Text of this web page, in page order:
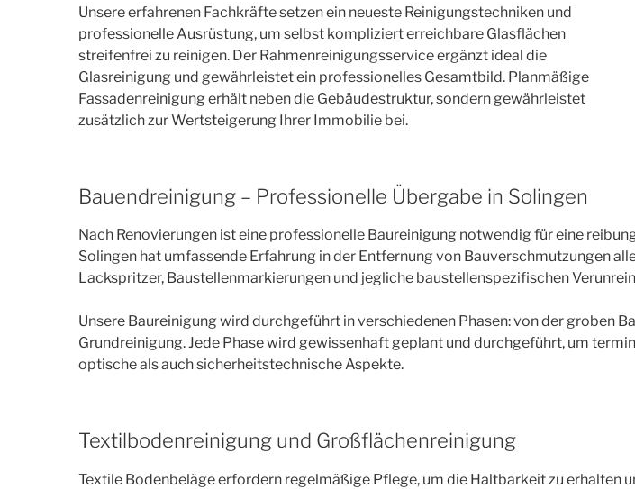
Unsere erfahrenen Fachkräfte setzen ein neueste Reinigungstechniken und
professionelle Ausrüstung, um selbst kompliziert erreichbare Glasflächen
streifenfrei zu reinigen. Der Rahmenreinigungsservice ergänzt ideal die
Glasreinigung und gewährleistet ein professionelles Gesamtbild. Planmäßige
Fassadenreinigung erhält neben die Gebäudestruktur, sondern gewährleistet
zusätzlich zur Wertsteigerung Ihrer Immobilie bei.
Bauendreinigung – Professionelle Übergabe in Solingen
Nach Renovierungen ist eine professionelle Baureinigung notwendig für eine
Solingen hat umfassende Erfahrung in der Entfernung von Bauverschmutzungen
Lackspritzer, Baustellenmarkierungen und jegliche baustellenspezifischen
Unsere Baureinigung wird durchgeführt in verschiedenen Phasen: von der groben
Grundreinigung. Jede Phase wird gewissenhaft geplant und durchgeführt, um
optische als auch sicherheitstechnische Aspekte.
Textilbodenreinigung und Großflächenreinigung
Textile Bodenbeläge erfordern regelmäßige Pflege, um die Haltbarkeit zu erhalten